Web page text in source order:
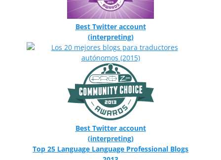
Best Twitter account
(interpreting)
Best Twitter account
(interpreting)
Top 25 Language Language Professional Blogs